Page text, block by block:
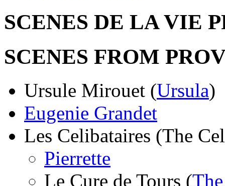
SCENES DE LA VIE
SCENES FROM
Ursule Mirouet (Ursula)
Eugenie Grandet
Les Celibataires (The
Pierrette
Le Cure de Tours (